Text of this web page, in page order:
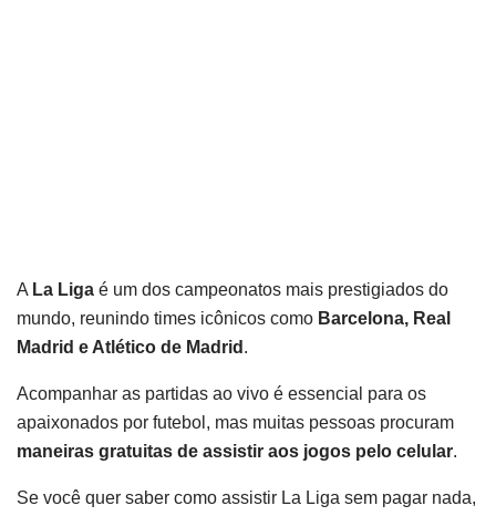
A La Liga é um dos campeonatos mais prestigiados do
mundo, reunindo times icônicos como Barcelona, Real
Madrid e Atlético de Madrid .
Acompanhar as partidas ao vivo é essencial para os
apaixonados por futebol, mas muitas pessoas procuram
maneiras gratuitas de assistir aos jogos pelo celular.
Se você quer saber como assistir La Liga sem pagar nada,